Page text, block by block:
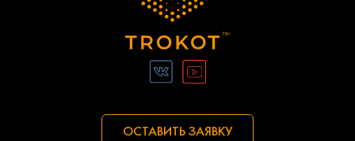
ОСТАВИТЬ ЗАЯВКУ